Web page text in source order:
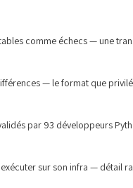
comme échecs — une
— le format que
par 93 développeurs
sur son infra — détail